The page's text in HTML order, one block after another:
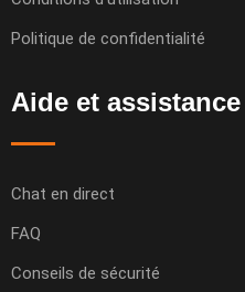
Politique de confidentialité
Aide et assistance
Chat en direct
FAQ
Conseils de sécurité